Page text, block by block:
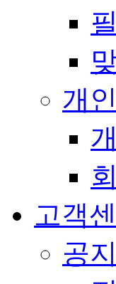
개
고객
공